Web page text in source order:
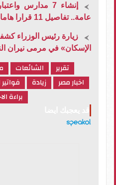
عامة.. تفاصيل 11 قرارا هاما لرئيس الوزراء
زيارة رئيس الوزراء
الإسكان» في مرمى نيران
تقرير الشائعات
اخبار مصر
زيادة
براءة